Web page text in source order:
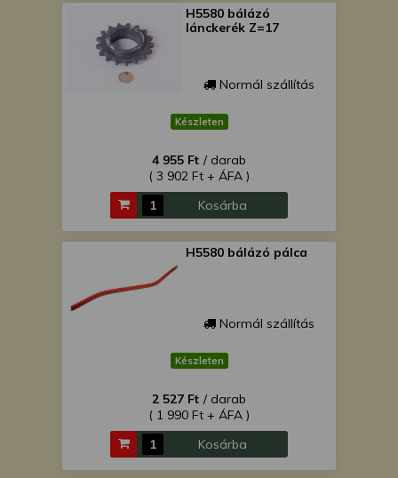
H5580 bálázó
lánckerék Z=17
Normál szállítás
Készleten
4 955 Ft / darab
( 3 902 Ft + ÁFA )
Kosárba
H5580 bálázó pálca
Normál szállítás
Készleten
2 527 Ft / darab
( 1 990 Ft + ÁFA )
Kosárba